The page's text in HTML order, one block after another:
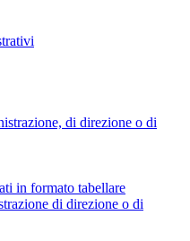
di direzione o di
in formato tabellare
di direzione o di